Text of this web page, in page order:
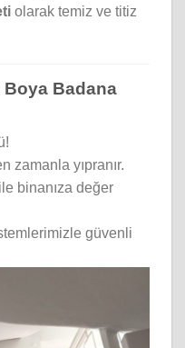
olarak temiz ve titiz
Boya Badana
zamanla yıpranır.
ile binanıza değer
güvenli